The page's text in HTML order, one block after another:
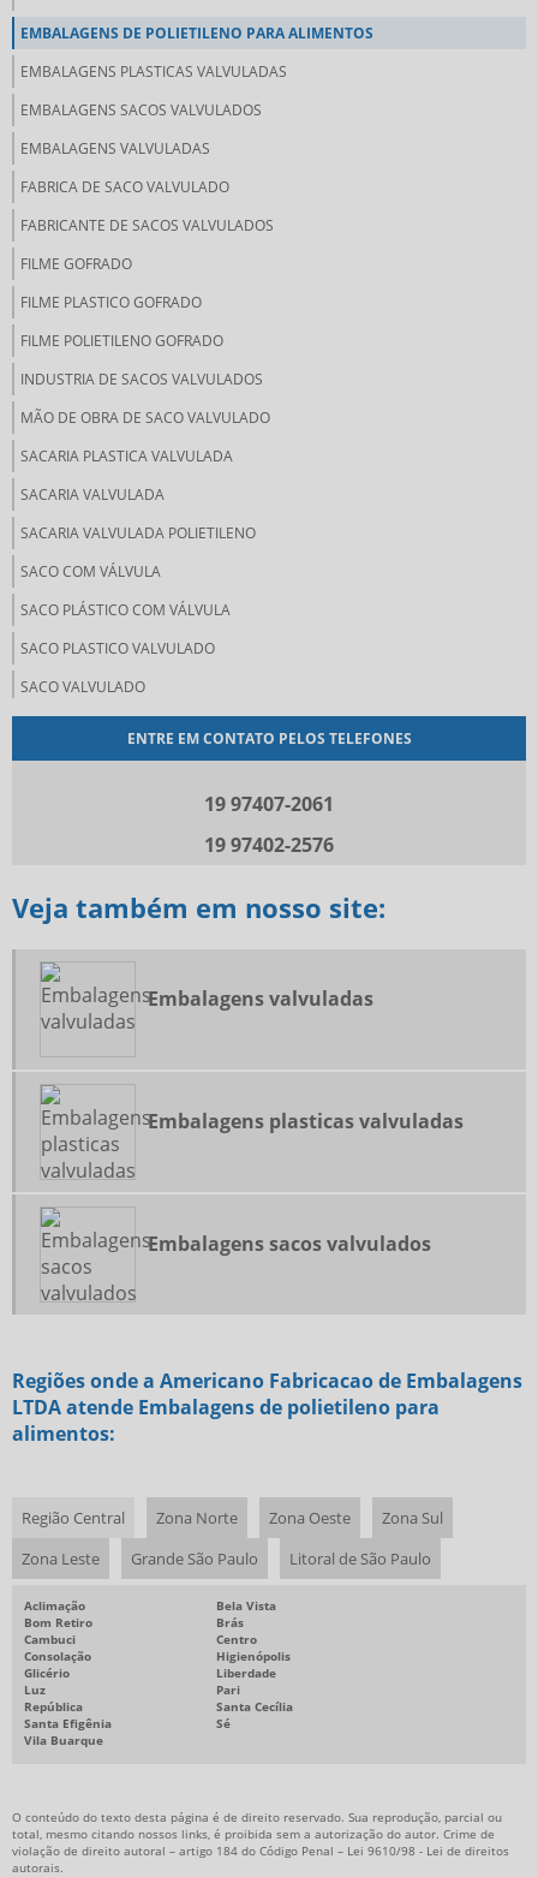
EMBALAGENS DE POLIETILENO PARA ALIMENTOS
EMBALAGENS PLASTICAS VALVULADAS
EMBALAGENS SACOS VALVULADOS
EMBALAGENS VALVULADAS
FABRICA DE SACO VALVULADO
FABRICANTE DE SACOS VALVULADOS
FILME GOFRADO
FILME PLASTICO GOFRADO
FILME POLIETILENO GOFRADO
INDUSTRIA DE SACOS VALVULADOS
MÃO DE OBRA DE SACO VALVULADO
SACARIA PLASTICA VALVULADA
SACARIA VALVULADA
SACARIA VALVULADA POLIETILENO
SACO COM VÁLVULA
SACO PLÁSTICO COM VÁLVULA
SACO PLASTICO VALVULADO
SACO VALVULADO
SACO VALVULADO 25 KG
SACO VALVULADO DE PLASTICO
SACO VALVULADO DE POLIETILENO
SACO VALVULADO TOPO
SACOS VALVULADOS SP
VENDA DE SACO VALVULADO
ENTRE EM CONTATO PELOS TELEFONES
19 97407-2061
19 97402-2576
Veja também em nosso site:
Embalagens valvuladas
Embalagens plasticas valvuladas
Embalagens sacos valvulados
Regiões onde a Americano Fabricacao de Embalagens
LTDA atende Embalagens de polietileno para
alimentos:
Região Central Zona Norte Zona Oeste
Zona Sul
Zona Leste
Grande São Paulo Litoral de São Paulo
Aclimação
Bela Vista
Bom Retiro
Brás
Cambuci
Centro
Consolação
Higienópolis
Glicério
Liberdade
Luz
Pari
República
Santa Cecília
Santa Efigênia
Sé
Vila Buarque
O conteúdo do texto desta página é de direito reservado. Sua reprodução, parcial ou
total, mesmo citando nossos links, é proibida sem a autorização do autor. Crime de
violação de direito autoral – artigo 184 do Código Penal – Lei 9610/98 - Lei de direitos
autorais.